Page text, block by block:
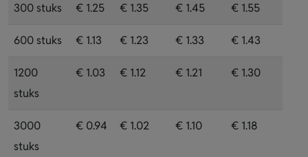
300 stuks € 1.25 € 1.35 € 1.45 € 1.55
600 stuks € 1.13 € 1.23 € 1.33 € 1.43
1200
stuks
€ 1.03 € 1.12 € 1.21 € 1.30
3000
stuks
€ 0.94 € 1.02 € 1.10 € 1.18